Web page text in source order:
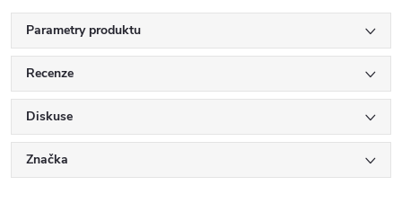
Parametry produktu
Recenze
Diskuse
Značka